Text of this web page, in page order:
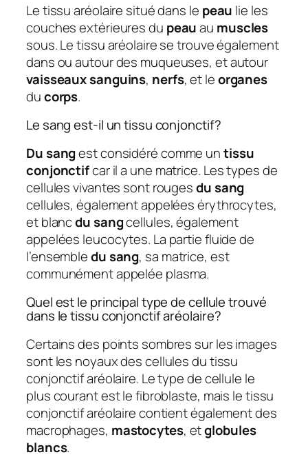
Le tissu aréolaire situé dans le peau lie les
couches extérieures du peauau muscles
sous. Le tissu aréolaire se trouve également
dans ou autour des muqueuses, et autour
vaisseaux sanguins, nerfs, et leorganes
ducorps.
Le sang est-il un tissu conjonctif?
Du sangest considéré comme untissu
conjonctifcar il a une matrice. Les types de
cellules vivantes sont rougesdu sang
cellules, également appelées érythrocytes,
et blancdu sangcellules, également
appelées leucocytes. La partie fluide de
l’ensembledu sang, sa matrice, est
communément appelée plasma.
Quel est le principal type de cellule trouvé
dans le tissu conjonctif aréolaire?
Certains des points sombres sur les images
sont les noyaux des cellules du tissu
conjonctif aréolaire. Le type de cellule le
plus courant est le fibroblaste, mais le tissu
conjonctif aréolaire contient également des
macrophages, mastocytes, etglobules
blancs.